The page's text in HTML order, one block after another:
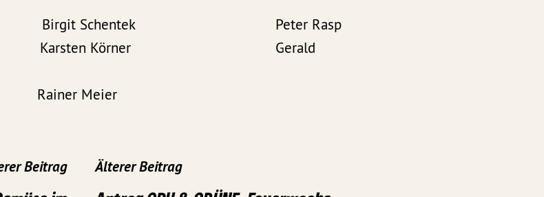
Schentek Peter Rasp
Karsten Körner Gerald
Meier
Beitrag Älterer Beitrag